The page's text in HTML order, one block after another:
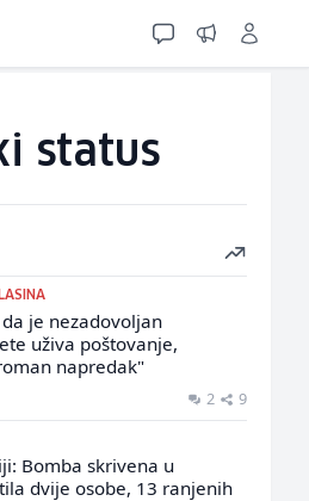
status
je nezadovoljan
uživa poštovanje,
napredak"
2 9
Bomba skrivena u
dvije osobe, 13 ranjenih